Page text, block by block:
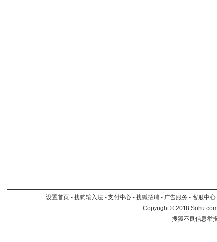
设置首页 - 搜狗输入法 - 支付中心 - 搜狐招聘 - 广告服务 - 客服中心
Copyright©2018
搜狐不良信息举